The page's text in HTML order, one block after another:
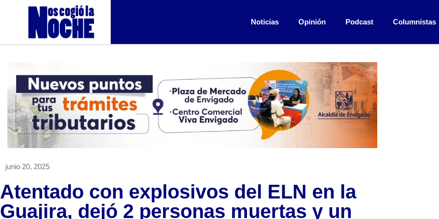
Noticias Opinión Podcast Columnistas
junio 20, 2025
Atentado con explosivos del ELN en la
Guajira, dejó 2 personas muertas y un